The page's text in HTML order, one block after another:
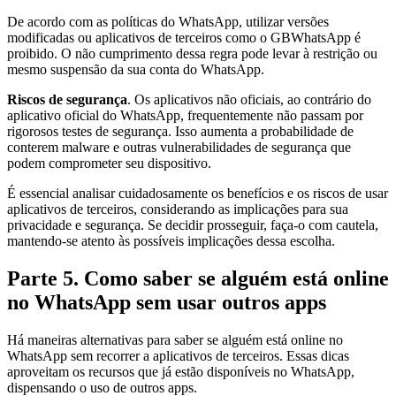
De acordo com as políticas do WhatsApp, utilizar versões
modificadas ou aplicativos de terceiros como o GBWhatsApp é
proibido. O não cumprimento dessa regra pode levar à restrição ou
mesmo suspensão da sua conta do WhatsApp.
Riscos de segurança. Os aplicativos não oficiais, ao contrário do
aplicativo oficial do WhatsApp, frequentemente não passam por
rigorosos testes de segurança. Isso aumenta a probabilidade de
conterem malware e outras vulnerabilidades de segurança que
podem comprometer seu dispositivo.
É essencial analisar cuidadosamente os benefícios e os riscos de usar
aplicativos de terceiros, considerando as implicações para sua
privacidade e segurança. Se decidir prosseguir, faça-o com cautela,
mantendo-se atento às possíveis implicações dessa escolha.
Parte 5. Como saber se alguém está online
no WhatsApp sem usar outros apps
Há maneiras alternativas para saber se alguém está online no
WhatsApp sem recorrer a aplicativos de terceiros. Essas dicas
aproveitam os recursos que já estão disponíveis no WhatsApp,
dispensando o uso de outros apps.